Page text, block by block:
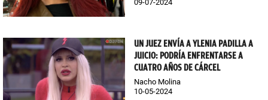
09-07-2024
UN JUEZ ENVÍA A YLENIA PADILLA A
JUICIO: PODRÍA ENFRENTARSE A
CUATRO AÑOS DE CÁRCEL
Nacho Molina
10-05-2024